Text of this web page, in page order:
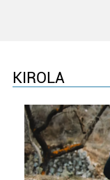
KIROLA